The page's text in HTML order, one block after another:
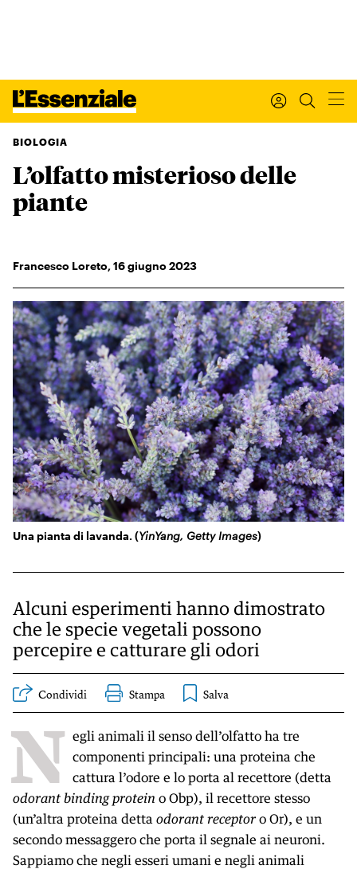
Xxx
Leggi Internazionale
Regala o rinnova
Newsletter
Esci
L’ESSENZIALE
Ultimi articoli
INTERNAZIONALE
IL SETTIMANALE
KIDS
FESTIVAL
L’ESSENZIALE
BIOLOGIA
L’olfatto misterioso delle
piante
Francesco Loreto,16giugno 2023
Una pianta di lavanda. (YinYang, Getty Images)
Alcuni esperimenti hanno dimostrato
che le specie vegetali possono
percepire e catturare gli odori
Condividi Stampa
N egli animali il senso dell’olfatto ha tre
componenti principali: una proteina che
cattura l’odore e lo porta al recettore (detta
odorant binding protein o Obp), il recettore stesso
(un’altra proteina detta odorant receptor o Or), e un
secondo messaggero che porta il segnale ai neuroni.
Sappiamo che negli esseri umani e negli animali